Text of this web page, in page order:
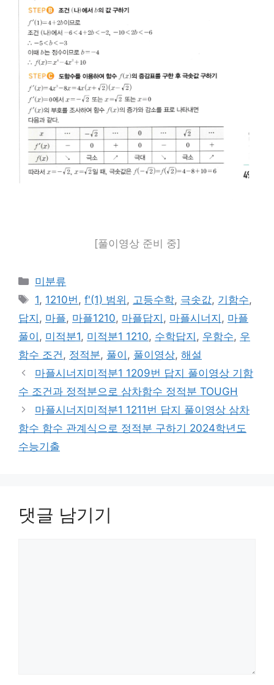
[풀이영상 준비 중]
카
테
리
미분류
태
그
1, 1210번,f'(1) 범위 , 고등수학, 극솟값, 기함수,
답지 , 마플, 마플1210, 마플답지 , 마플시너지 , 마플
풀이 , 미적분1, 미적분1 1210, 수학답지 , 우함수, 우
함수 조건, 정적분, 풀이 , 풀이영상, 해설
마플시너지미적분1 1209번 답지 풀이영상 기함
수 조건과 정적분으로 삼차함수 정적분 TOUGH
마플시너지미적분1 1211번 답지 풀이영상 삼차
함수 함수 관계식으로 정적분 구하기 2024학년도
수능기출
댓글 남기기